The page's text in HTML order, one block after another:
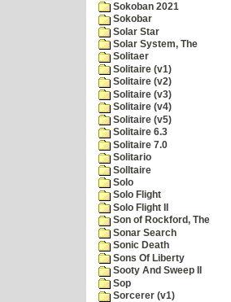
Sokoban 2021
Sokobar
Solar Star
Solar System, The
Solitaer
Solitaire (v1)
Solitaire (v2)
Solitaire (v3)
Solitaire (v4)
Solitaire (v5)
Solitaire 6.3
Solitaire 7.0
Solitario
Solltaire
Solo
Solo Flight
Solo Flight II
Son of Rockford, The
Sonar Search
Sonic Death
Sons Of Liberty
Sooty And Sweep II
Sop
Sorcerer (v1)